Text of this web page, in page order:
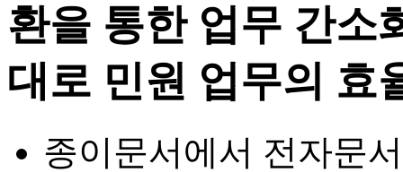
종이문서에서 전자문